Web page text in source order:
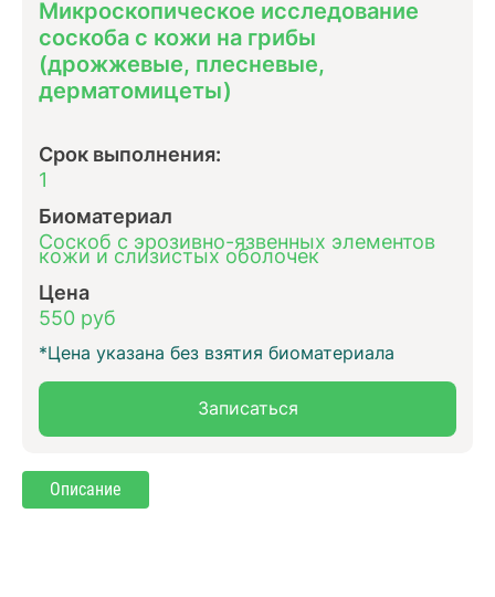
Микроскопическое исследование
соскоба с кожи на грибы
(дрожжевые, плесневые,
дерматомицеты)
Срок выполнения:
1
Биоматериал
Соскоб с эрозивно-язвенных элементов
кожи и слизистых оболочек
Цена
550 руб
*Цена указана без взятия биоматериала
Записаться
Описание